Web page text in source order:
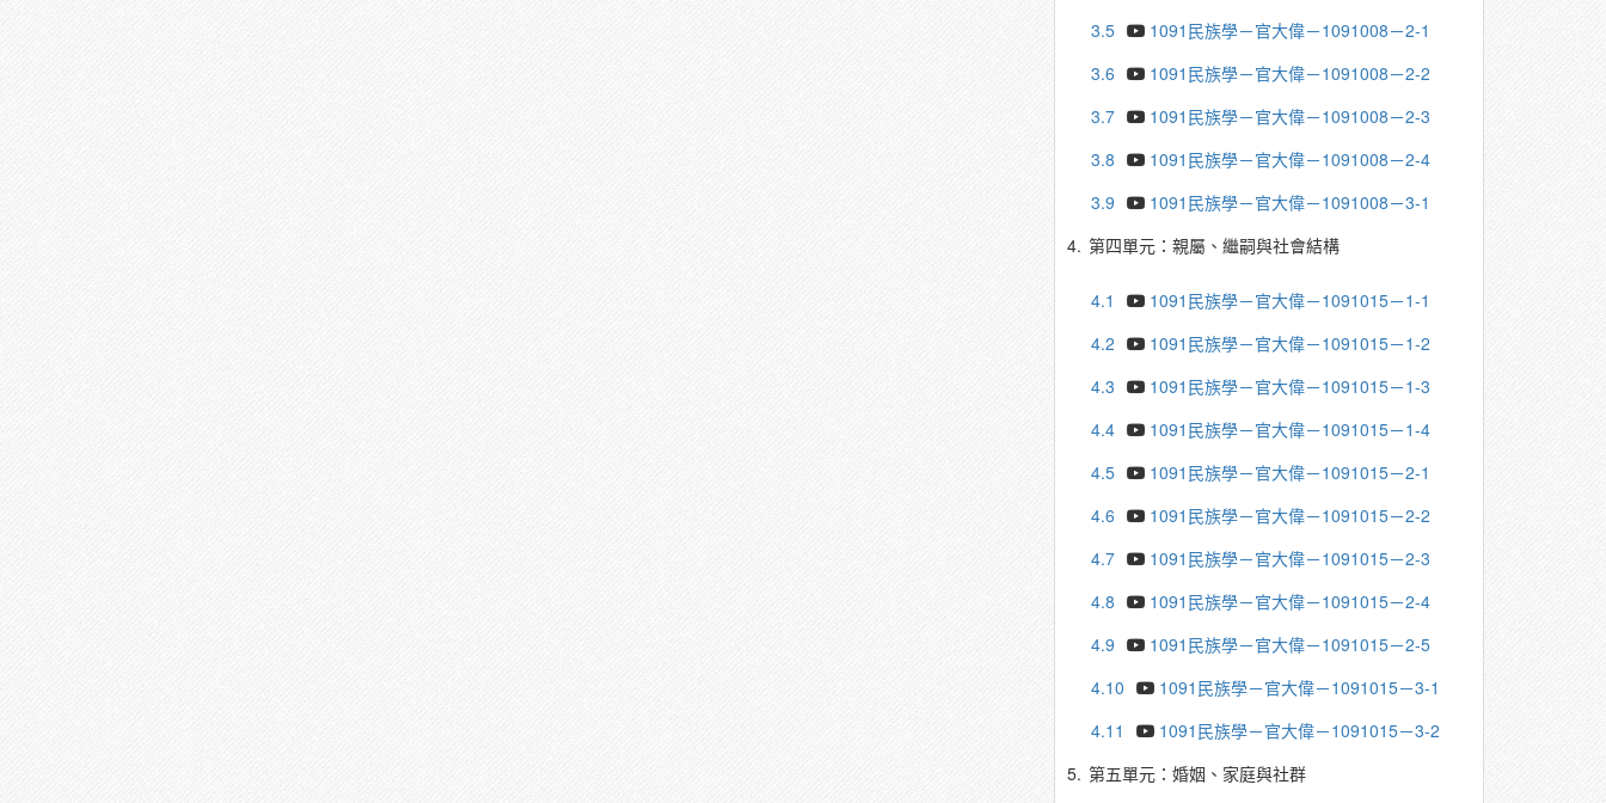
3.5
1091民族學－官大偉－1091008－2-1
3.6
1091民族學－官大偉－1091008－2-2
3.7
1091民族學－官大偉－1091008－2-3
3.8
1091民族學－官大偉－1091008－2-4
3.9
1091民族學－官大偉－1091008－3-1
4. 第四單元：親屬、繼嗣與社會結構
4.1
1091民族學－官大偉－1091015－1-1
4.2
1091民族學－官大偉－1091015－1-2
4.3
1091民族學－官大偉－1091015－1-3
4.4
1091民族學－官大偉－1091015－1-4
4.5
1091民族學－官大偉－1091015－2-1
4.6
1091民族學－官大偉－1091015－2-2
4.7
1091民族學－官大偉－1091015－2-3
4.8
1091民族學－官大偉－1091015－2-4
4.9
1091民族學－官大偉－1091015－2-5
4.10
1091民族學－官大偉－1091015－3-1
4.11
1091民族學－官大偉－1091015－3-2
5. 第五單元：婚姻、家庭與社群